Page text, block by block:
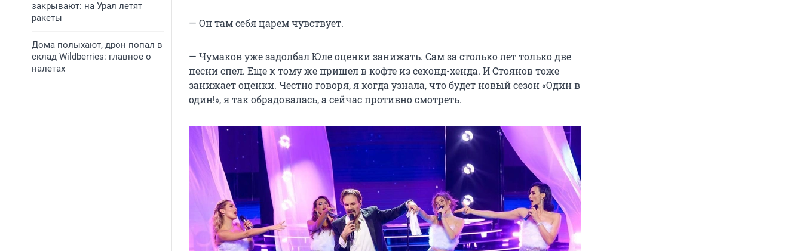
закрывают: на Урал летят
ракеты
Дома полыхают, дрон попал в
склад Wildberries: главное о
налетах
— Он там себя царем чувствует.
— Чумаков уже задолбал Юле оценки занижать. Сам за столько лет только две
песни спел. Еще к тому же пришел в кофте из секонд-хенда. И Стоянов тоже
занижает оценки. Честно говоря, я когда узнала, что будет новый сезон «Один в
один!», я так обрадовалась, а сейчас противно смотреть.